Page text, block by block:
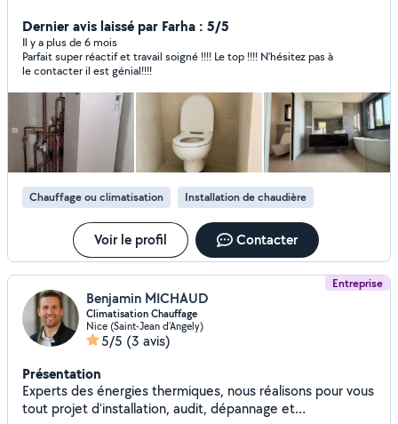
toute demande d'intervention
Dernier avis laissé par Farha : 5/5
Il y a plus de 6 mois
Parfait super réactif et travail soigné !!!! Le top !!!! N’hésitez pas à
le contacter il est génial!!!!
Chauffage ou climatisation Installation de chaudière
Voir le profil Contacter
Entreprise
Benjamin MICHAUD
Climatisation Chauffage
Nice (Saint-Jean d'Angely)
5/5 (3 avis)
Présentation
Experts des énergies thermiques, nous réalisons pour vous
tout projet d'installation, audit, dépannage et